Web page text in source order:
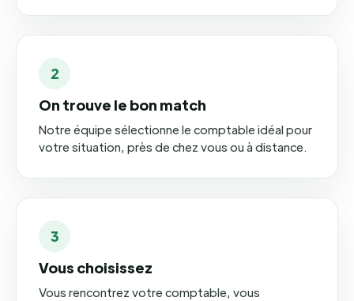
2
On trouve le bon match
Notre équipe sélectionne le comptable idéal pour
votre situation, près de chez vous ou à distance.
3
Vous choisissez
Vous rencontrez votre comptable, vous